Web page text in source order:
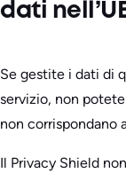
dati
Se gestite i dati di
servizio, non
non corrispondano
Il Privacy Shield